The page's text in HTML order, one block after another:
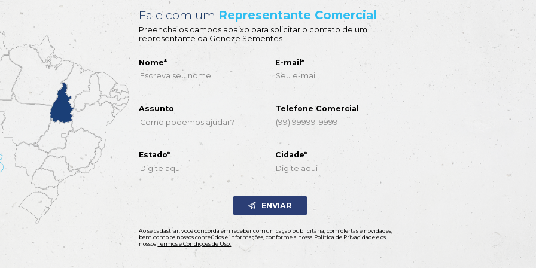
GNZ 7710VIP2
Conheça
GNZ 7740VIP3
Conheça
GNZ 7788VIP3
Download